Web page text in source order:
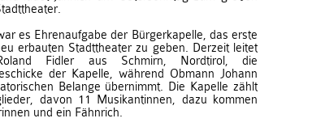
es Ehrenaufgabe der Bürgerkapelle, das erste
erbauten Stadttheater zu geben. Derzeit leitet
Fidler aus Schmirn, Nordtirol, die
der Kapelle, während Obmann Johann
Belange übernimmt. Die Kapelle zählt
davon 11 Musikantinnen, dazu kommen
und ein Fähnrich.